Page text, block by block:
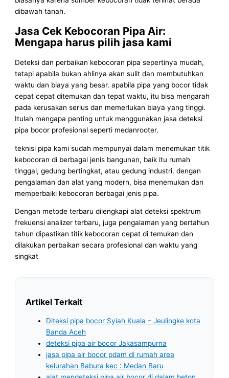
dibawah tanah.
Jasa Cek Kebocoran Pipa Air:
Mengapa harus pilih jasa kami
Deteksi dan perbaikan kebocoran pipa sepertinya mudah,
tetapi apabila bukan ahlinya akan sulit dan membutuhkan
waktu dan biaya yang besar. apabila pipa yang bocor tidak
cepat cepat ditemukan dan tepat waktu, itu bisa mengarah
pada kerusakan serius dan memerlukan biaya yang tinggi.
Itulah mengapa penting untuk menggunakan jasa deteksi
pipa bocor profesional seperti medanrooter.
teknisi pipa kami sudah mempunyai dalam menemukan titik
kebocoran di berbagai jenis bangunan, baik itu rumah
tinggal, gedung bertingkat, atau gedung industri. dengan
pengalaman dan alat yang modern, bisa menemukan dan
memperbaiki kebocoran berbagai jenis pipa.
Dengan metode terbaru dilengkapi alat deteksi spektrum
frekuensi analizer terbaru, juga pengalaman yang bertahun
tahun dipastikan titik kebocoran cepat di temukan dan
dilakukan perbaikan secara profesional dan waktu yang
singkat
Artikel Terkait
Diteksi pipa bocor Syiah Kuala – Jeulingke kota
Banda Aceh
deteksi pipa air bocor Jakasampurna
jasa pipa air bocor pdam di rumah area
kelurahan Babura kec : Medan Baru